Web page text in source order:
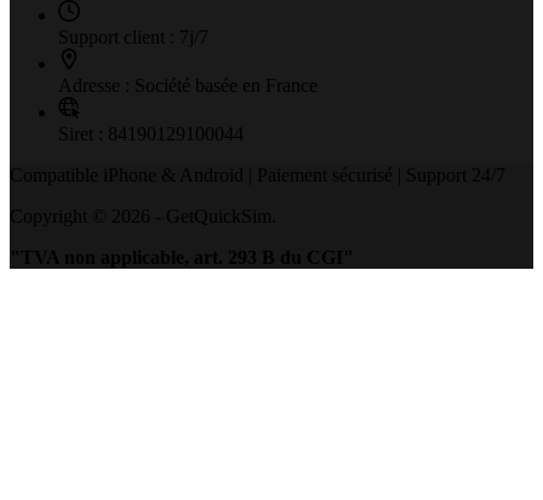
Support client : 7j/7
Adresse : Société basée en France
Siret : 84190129100044
Compatible iPhone & Android | Paiement sécurisé | Support 24/7
Copyright © 2026 - GetQuickSim.
"TVA non applicable, art. 293 B du CGI"